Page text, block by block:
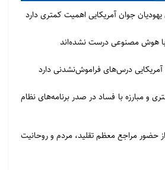
یهودیان جوان آمریکایی اهمیت کمتری دارد
هوش مصنوعی درست نشده‌اند
درس‌های فراموش‌نشدنی دارد
و مبارزه با فساد در صدر برنامه‌های نظام
از حضور مراجع معظم تقلید، مردم و روحانیت